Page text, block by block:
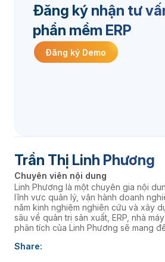
Đăng ký nhận tư
phần mềm ERP
Đăng ký Demo
Trần Thị Linh Phương
Chuyên viên nội dung
Linh Phương là một chuyên gia nội
lĩnh vực quản lý, vận hành doanh
năm kinh nghiệm nghiên cứu và xây
sâu về quản trị sản xuất, ERP, nhà
phân tích của Linh Phương sẽ mang
thúc đẩy chuyển đổi số. âaaa
Share: